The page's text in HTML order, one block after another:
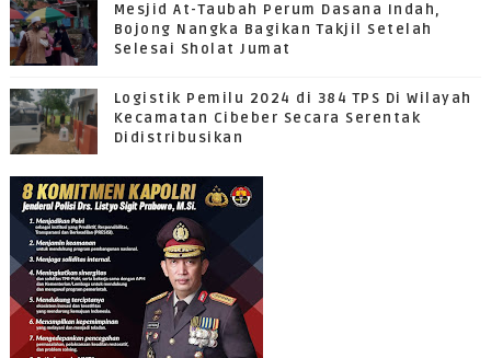
Mesjid At-Taubah Perum Dasana Indah,
Bojong Nangka Bagikan Takjil Setelah
Selesai Sholat Jumat
Logistik Pemilu 2024 di 384 TPS Di Wilayah
Kecamatan Cibeber Secara Serentak
Didistribusikan